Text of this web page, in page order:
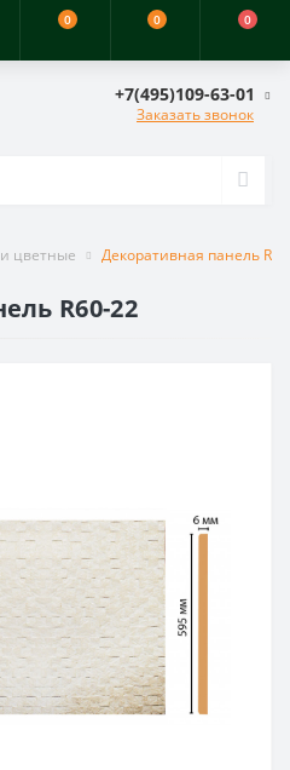
0 0 0
+7(495)109-63-01
Заказать звонок
цветные Декоративная панель
R60-22